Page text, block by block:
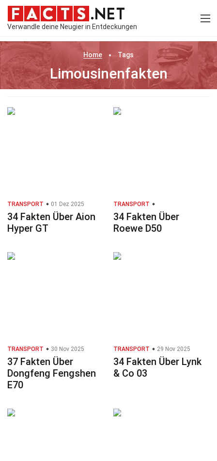
Verwandle deine Neugier in Entdeckungen
Home Tags
Limousinenfakten
TRANSPORT 01 Dez 2025
34 Fakten Über Aion
Hyper GT
TRANSPORT
34 Fakten Über
Roewe D50
TRANSPORT 30 Nov 2025
37 Fakten Über
Dongfeng Fengshen
E70
TRANSPORT 29 Nov 2025
34 Fakten Über Lynk
& Co 03